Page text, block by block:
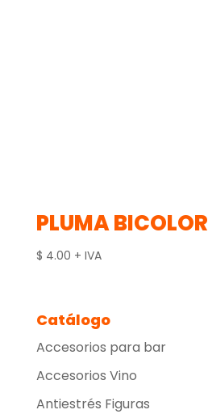
PLUMA BICOLOR
$ 4.00 + IVA
Catálogo
Accesorios para bar
Accesorios Vino
Antiestrés Figuras